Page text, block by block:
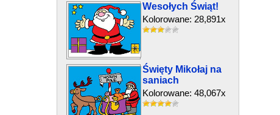
Wesołych Świąt!
Kolorowane: 28,891x
Święty Mikołaj na
saniach
Kolorowane: 48,067x